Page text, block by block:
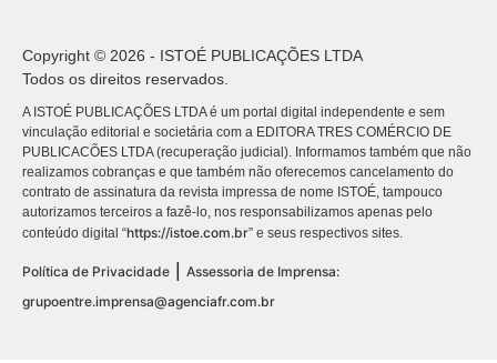
Copyright © 2026 - ISTOÉ PUBLICAÇÕES LTDA
Todos os direitos reservados.
A ISTOÉ PUBLICAÇÕES LTDA é um portal digital independente e sem
vinculação editorial e societária com a EDITORA TRES COMÉRCIO DE
PUBLICACÕES LTDA (recuperação judicial). Informamos também que não
realizamos cobranças e que também não oferecemos cancelamento do
contrato de assinatura da revista impressa de nome ISTOÉ, tampouco
autorizamos terceiros a fazê-lo, nos responsabilizamos apenas pelo
conteúdo digital “https://istoe.com.br” e seus respectivos sites.
Política de Privacidade | Assessoria de Imprensa:
grupoentre.imprensa@agenciafr.com.br